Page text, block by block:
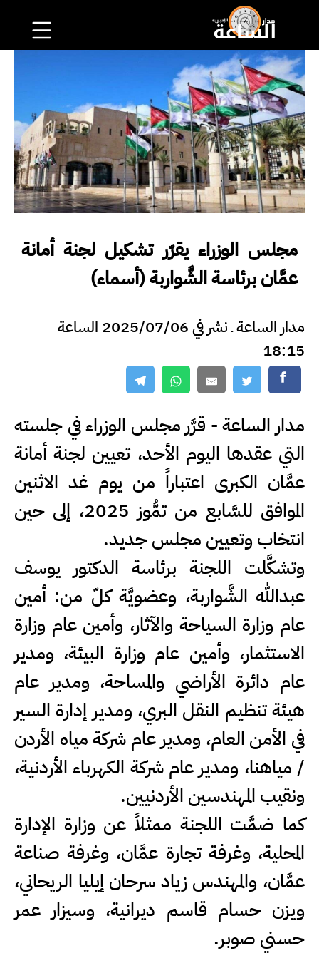
مجلس الوزراء يقرّر تشكيل لجنة أمانة
عمَّان برئاسة الشَّواربة (أسماء)
مدار الساعة ـ نشر في 2025/07/06 الساعة
18:15
مدار الساعة - قرَّر مجلس الوزراء في جلسته
التي عقدها اليوم الأحد، تعيين لجنة أمانة
عمَّان الكبرى اعتباراً من يوم غد الاثنين
الموافق للسَّابع من تمُّوز 2025، إلى حين
انتخاب وتعيين مجلس جديد.
وتشكَّلت اللجنة برئاسة الدكتور يوسف
عبدالله الشَّواربة، وعضويَّة كلّ من: أمين
عام وزارة السياحة والآثار، وأمين عام وزارة
الاستثمار، وأمين عام وزارة البيئة، ومدير
عام دائرة الأراضي والمساحة، ومدير عام
هيئة تنظيم النقل البري، ومدير إدارة السير
في الأمن العام، ومدير عام شركة مياه الأردن
/ مياهنا، ومدير عام شركة الكهرباء الأردنية،
ونقيب المهندسين الأردنيين.
كما ضمَّت اللجنة ممثلاً عن وزارة الإدارة
المحلية، وغرفة تجارة عمَّان، وغرفة صناعة
عمَّان، والمهندس زياد سرحان إيليا الريحاني،
ويزن حسام قاسم ديرانية، وسيزار عمر
حسني صوبر.